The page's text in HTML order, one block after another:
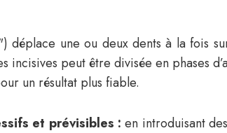
une ou deux dents à la fois
incisives peut être divisée en phases
un résultat plus fiable.
et prévisibles : en introduisant